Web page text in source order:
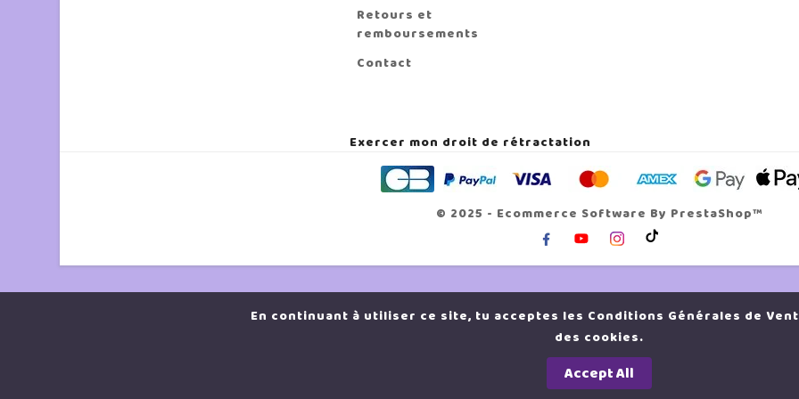
En continuant à utiliser ce site, tu acceptes les Conditions Générales de
des cookies.
Accept All
T-SHIRT BRODÉ OVERSIZE
- NANA OSAKI - UNISEXE 🖤
Retours et
remboursements
Contact
Exercer mon droit de rétractation
© 2025 - Ecommerce Software By PrestaShop™